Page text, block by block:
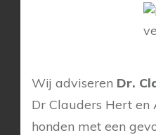
Wij adviseren Dr.
Dr Clauders Hert
honden met een